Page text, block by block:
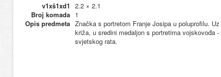
v1xš1xd1
2.2 × 2.1
Broj komada 1
Opis predmeta Značka s portretom Franje Josipa u poluprofilu.
križa, u sredini medaljon s portretima vojskovođa
svjetskog rata.